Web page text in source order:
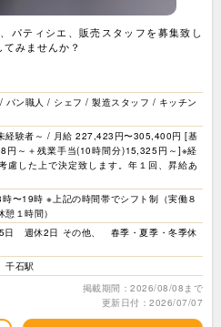
パティシエ、販売スタッフを募集致し
みませんか？
パン職人 / シェフ / 製造スタッフ / キッチン
経験者～ / 月給 227,423円〜305,400円 [基
円～＋残業手当(10時間分)15,325円～]※経
慮した上で決定致します。年１回、昇給あ
時〜19時 ※上記の時間帯でシフト制（実働８
１時間）
日 週休2日 その他、 春季・夏季・冬季休
石駅
掲載期間：2026/08/08まで
更新日付：2026/07/07